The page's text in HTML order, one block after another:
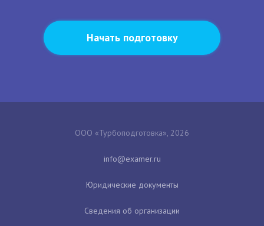
Начать подготовку
ООО «Турбоподготовка», 2026
Юридические документы
Сведения об организации